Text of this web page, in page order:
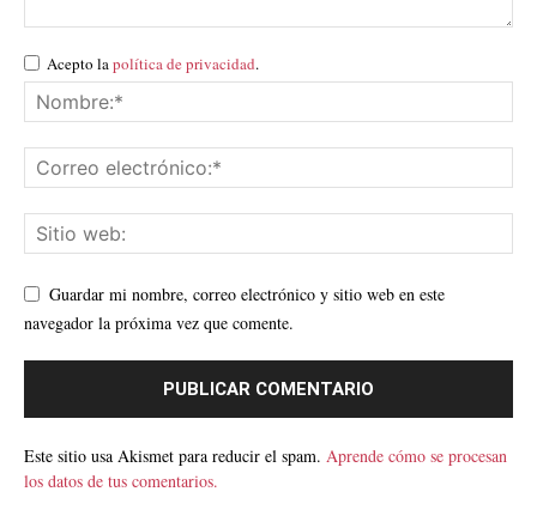
Acepto lapolítica de privacidad.
Guardar mi nombre, correo electrónico y sitio web en este
navegador la próxima vez que comente.
Este sitio usa Akismet para reducir el spam. Aprende cómo se procesan
los datos de tus comentarios.